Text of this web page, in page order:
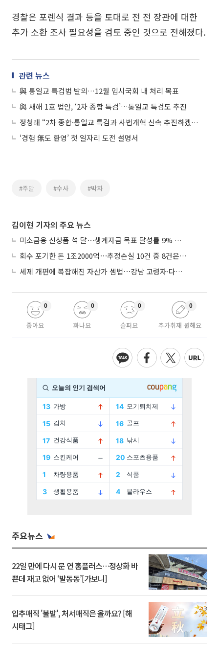
경찰은 포렌식 결과 등을 토대로 전 전 장관에 대한
추가 소환 조사 필요성을 검토 중인 것으로 전해졌다.
관련 뉴스
與 통일교 특검법 발의…12월 임시국회 내 처리 목표
與 새해 1호 법안, ‘2차 종합 특검’…통일교 특검도 추진
정청래 “2차 종합·통일교 특검과 사법개혁 신속 추진하겠다”
‘경험 無도 환영’ 첫 일자리 도전 설명서
#주말 #수사 #박차
김이현 기자의 주요 뉴스
미소금융 신상품 석 달⋯생계자금 목표 달성률 9% 그쳐
회수 포기한 돈 1조2000억⋯추정손실 10건 중 8건은 기업대출
세제 개편에 복잡해진 자산가 셈법⋯강남 고령자·다주택자 ‘자산재편 고심’
좋아요
0
화나요
0
슬퍼요
0
추가취재 원해요
0
주요뉴스
22일 만에 다시 문 연 홈플러스…정상화 바
쁜데 재고 없어 ‘발동동’[가보니]
입추매직 '불발', 처서매직은 올까요? [해
시태그]